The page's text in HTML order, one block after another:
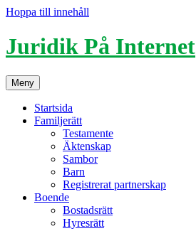
Hoppa till innehåll
Juridik På Internet
Meny
Startsida
Familjerätt
Testamente
Äktenskap
Sambor
Barn
Registrerat partnerskap
Boende
Bostadsrätt
Hyresrätt